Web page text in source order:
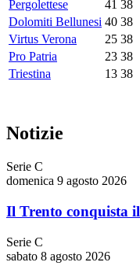
Pergolettese 41 38
Dolomiti Bellunesi 40 38
Virtus Verona
25 38
Pro Patria
23 38
Triestina
13 38
Notizie
Serie C
domenica 9 agosto 2026
Il Trento conquista
Serie C
sabato 8 agosto 2026